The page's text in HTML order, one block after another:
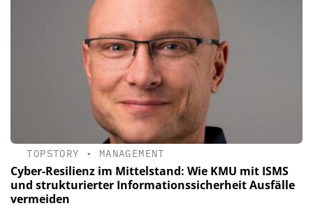
TOPSTORY • MANAGEMENT
Cyber-Resilienz im Mittelstand: Wie KMU mit ISMS
und strukturierter Informationssicherheit Ausfälle
vermeiden